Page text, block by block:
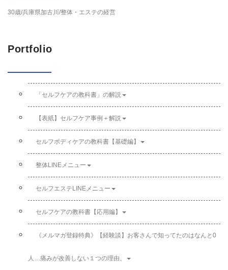
30歳/兵庫県加古川/整体・エステの経営
Portfolio
「セルフケアの教科書」の解説
【表紙】セルフケア事例＋解説
セルフボディケアの教科書【基礎編】
整体LINEメニュー
セルフエステLINEメニュー
セルフケアの教科書【応用編】
《メルマガ登録特典》【経験談】お客さんで知ってたのはなんと0
人…痛みが改善しない１つの理由。